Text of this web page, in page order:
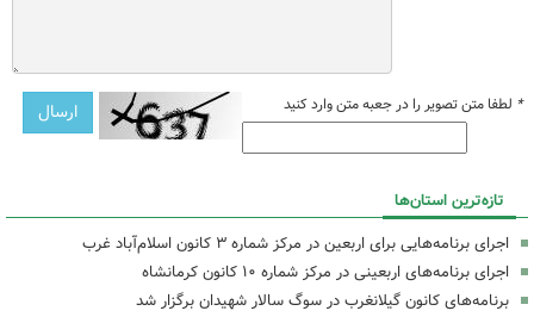
* لطفا متن تصویر را در جعبه متن وارد کنید
تازه‌ترین استان‌ها
اجرای برنامه‌هایی برای اربعین در مرکز شماره ۳ کانون اسلام‌آباد غرب
اجرای برنامه‌های اربعینی در مرکز شماره ۱۰ کانون کرمانشاه
برنامه‌های کانون گیلانغرب در سوگ سالار شهیدان برگزار شد